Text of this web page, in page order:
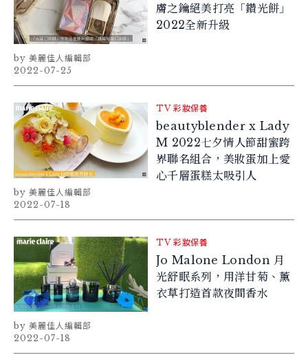
膚之鑰絕美打亮「鑽光餅」
2022全新升級
美麗佳人編輯部
2022-07-25
TV 彩妝保養
beautyblender x Lady
M 2022七夕情人節甜蜜跨
界聯名組合，美妝蛋加上愛
心千層蛋糕太吸引人
美麗佳人編輯部
2022-07-18
TV 彩妝保養
Jo Malone London 月
光舒眠系列，用洋甘菊、薰
衣草打造首款夜間香水
美麗佳人編輯部
2022-07-18